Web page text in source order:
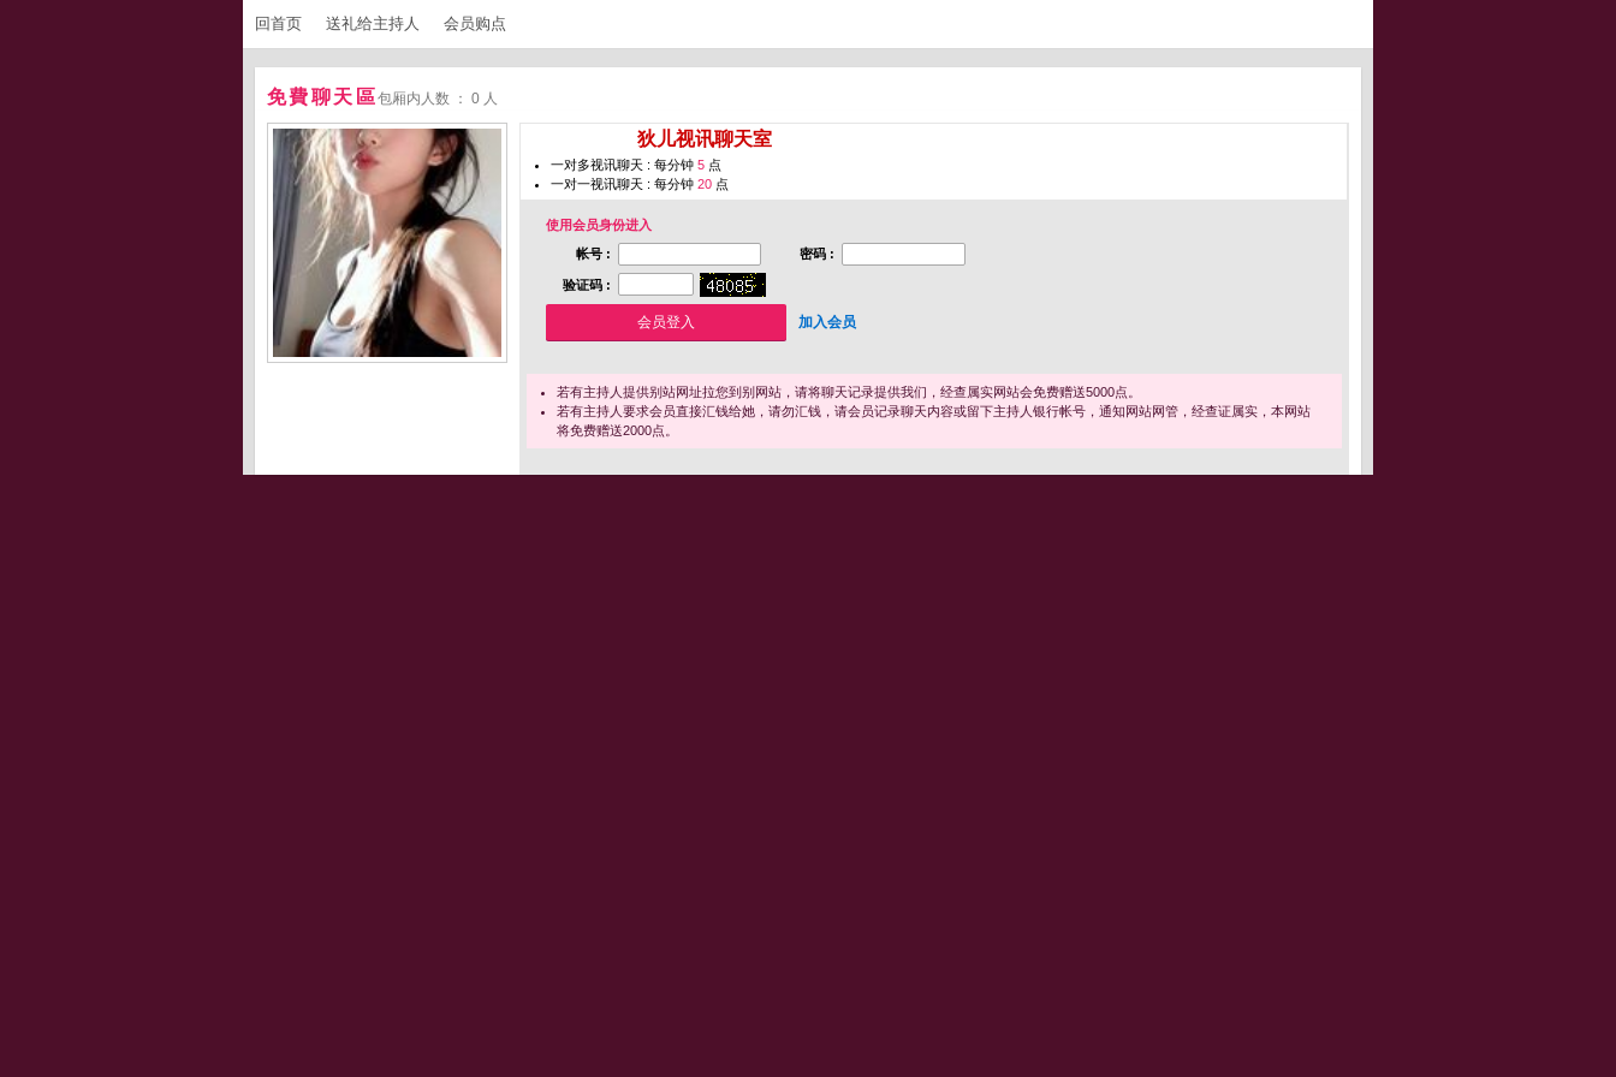
回首页 送礼给主持人 会员购点
免費聊天區包厢内人数 ： 0 人
狄儿视讯聊天室
一对多视讯聊天 : 每分钟 5 点
一对一视讯聊天 : 每分钟 20 点
使用会员身份进入
帐号 :
密码 :
验证码 :
加入会员
若有主持人提供别站网址拉您到别网站，请将聊天记录提供我们，经查属实网站会免费赠送5000点。
若有主持人要求会员直接汇钱给她，请勿汇钱，请会员记录聊天内容或留下主持人银行帐号，通知网站网管，经查证属实，本网站
将免费赠送2000点。